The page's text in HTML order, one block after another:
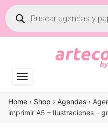
Búsqueda
de
productos
Home › Shop › Agendas ›
imprimir A5 – Ilustraciones –